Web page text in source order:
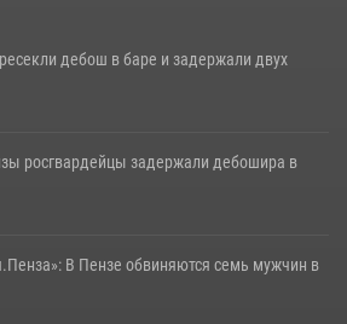
дебош в баре и задержали двух
росгвардейцы задержали дебошира в
В Пензе обвиняются семь мужчин в